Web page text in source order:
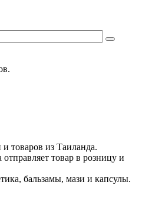
товаров из Таиланда.
товар в розницу и
бальзамы, мази и капсулы.